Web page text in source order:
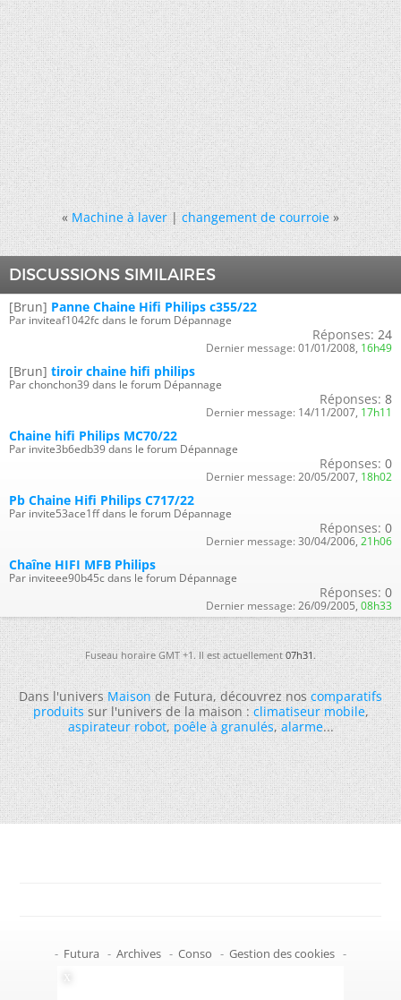
« Machine à laver|changement de courroie »
DISCUSSIONS SIMILAIRES
[Brun] Panne Chaine Hifi Philips c355/22
Par inviteaf1042fc dans le forum Dépannage
Réponses: 24
Dernier message: 01/01/2008, 16h49
[Brun] tiroir chaine hifi philips
Par chonchon39 dans le forum Dépannage
Réponses: 8
Dernier message: 14/11/2007, 17h11
Chaine hifi Philips MC70/22
Par invite3b6edb39 dans le forum Dépannage
Réponses: 0
Dernier message: 20/05/2007, 18h02
Pb Chaine Hifi Philips C717/22
Par invite53ace1ff dans le forum Dépannage
Réponses: 0
Dernier message: 30/04/2006, 21h06
Chaîne HIFI MFB Philips
Par inviteee90b45c dans le forum Dépannage
Réponses: 0
Dernier message: 26/09/2005, 08h33
Fuseau horaire GMT +1. Il est actuellement07h31.
Dans l'universMaisonde Futura, découvrez noscomparatifs
produitssur l'univers de la maison :climatiseur mobile,
aspirateur robot,poêle à granulés,alarme...
- Futura - Archives - Conso - Gestion des cookies -